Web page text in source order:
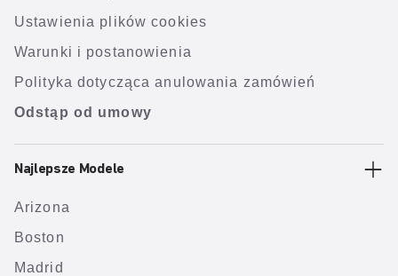
Ustawienia plików cookies
Warunki i postanowienia
Polityka dotycząca anulowania zamówień
Odstąp od umowy
Najlepsze Modele
Arizona
Boston
Madrid